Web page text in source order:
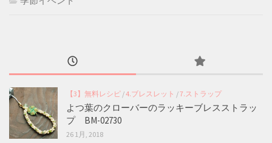
【3】無料レシピ /4.ブレスレット /7.ストラップ
よつ葉のクローバーのラッキーブレスストラッ
プ BM-02730
26 1月, 2018